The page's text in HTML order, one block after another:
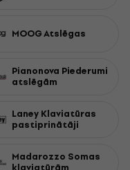
MOOG Atslēgas
Pianonova Piederumi
atslēgām
Laney Klaviatūras
pastiprinātāji
Madarozzo Somas